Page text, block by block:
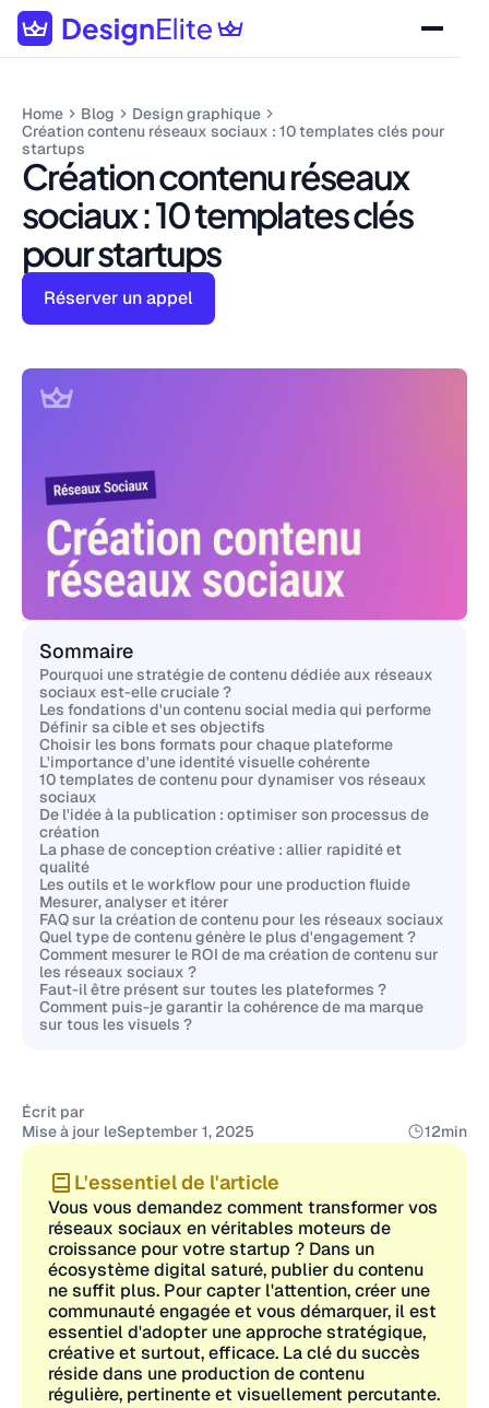
Home Blog
Design graphique
Création contenu réseaux sociaux : 10 templates clés pour
startups
Création contenu réseaux
sociaux : 10 templates clés
pour startups
Réserver un appel
Sommaire
Pourquoi une stratégie de contenu dédiée aux réseaux
sociaux est-elle cruciale ?
Les fondations d'un contenu social media qui performe
Définir sa cible et ses objectifs
Choisir les bons formats pour chaque plateforme
L'importance d'une identité visuelle cohérente
10 templates de contenu pour dynamiser vos réseaux
sociaux
De l'idée à la publication : optimiser son processus de
création
La phase de conception créative : allier rapidité et
qualité
Les outils et le workflow pour une production fluide
Mesurer, analyser et itérer
FAQ sur la création de contenu pour les réseaux sociaux
Quel type de contenu génère le plus d'engagement ?
Comment mesurer le ROI de ma création de contenu sur
les réseaux sociaux ?
Faut-il être présent sur toutes les plateformes ?
Comment puis-je garantir la cohérence de ma marque
sur tous les visuels ?
Écrit par
Mise à jour leSeptember 1, 2025 12min
L'essentiel de l'article
Vous vous demandez comment transformer vos
réseaux sociaux en véritables moteurs de
croissance pour votre startup ? Dans un
écosystème digital saturé, publier du contenu
ne suffit plus. Pour capter l'attention, créer une
communauté engagée et vous démarquer, il est
essentiel d'adopter une approche stratégique,
créative et surtout, efficace. La clé du succès
réside dans une production de contenu
régulière, pertinente et visuellement percutante.